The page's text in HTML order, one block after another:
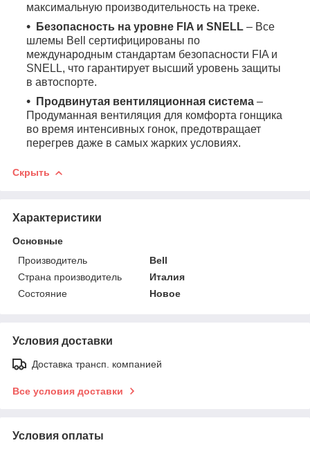
максимальную производительность на треке.
Безопасность на уровне FIA и SNELL – Все
шлемы Bell сертифицированы по
международным стандартам безопасности FIA и
SNELL, что гарантирует высший уровень защиты
в автоспорте.
Продвинутая вентиляционная система –
Продуманная вентиляция для комфорта гонщика
во время интенсивных гонок, предотвращает
перегрев даже в самых жарких условиях.
Скрыть
Характеристики
Основные
Производитель
Bell
Страна производитель
Италия
Состояние
Новое
Условия доставки
Доставка трансп. компанией
Все условия доставки
Условия оплаты